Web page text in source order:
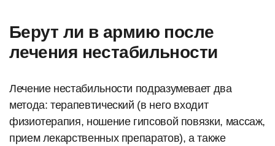
Берут ли в армию после
лечения нестабильности
Лечение нестабильности подразумевает два
метода: терапевтический (в него входит
физиотерапия, ношение гипсовой повязки, массаж,
прием лекарственных препаратов), а также